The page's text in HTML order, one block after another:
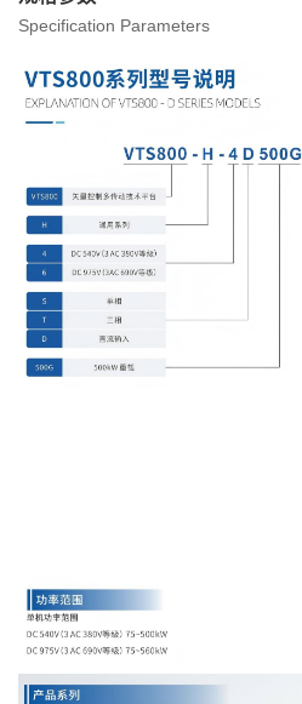
Specification Parameters